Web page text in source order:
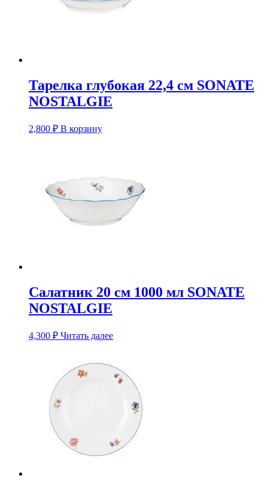
Тарелка глубокая 22,4 см SONATE
NOSTALGIE
2,800 ₽ В корзину
Салатник 20 см 1000 мл SONATE
NOSTALGIE
4,300 ₽ Читать далее